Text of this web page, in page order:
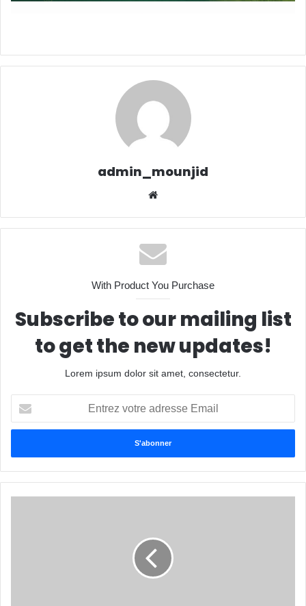
admin_mounjid
With Product You Purchase
Subscribe to our mailing list
to get the new updates!
Lorem ipsum dolor sit amet, consectetur.
votre
adresse